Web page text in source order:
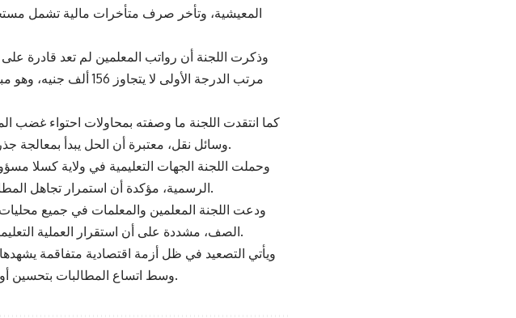
المعيشية، وتأخر صرف متأخرات مالية تشمل
وذكرت اللجنة أن رواتب المعلمين لم تعد قادرة
مرتب الدرجة الأولى لا
كما انتقدت اللجنة ما وصفته بمحاولات احتواء غضب
وسائل نقل، معتبرة أن الحل يبدأ بمعالجة جذرية لقضية الأجور وصرف الاستحقاقات المهنية والمالية.
وحملت اللجنة الجهات التعليمية في ولاية كسلا
الرسمية، مؤكدة أن استمرار تجاهل المطالب قد يؤدي إلى مزيد من التصعيد خلال الفترة المقبلة.
ودعت اللجنة المعلمين والمعلمات في جميع محليات
الصف، مشددة على أن استقرار العملية التعليمية يرتبط بإنصاف العاملين في القطاع وضمان حقوقهم.
ويأتي التصعيد في ظل أزمة اقتصادية متفاقمة
وسط اتساع المطالبات بتحسين أوضاع المعلمين وصرف المتأخرات في عدد من الولايات.